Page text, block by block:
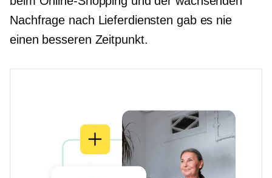
Nachfrage nach Lieferdiensten gab es nie
einen besseren Zeitpunkt.